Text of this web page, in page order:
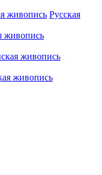
живопись Русская
живопись
живопись
живопись